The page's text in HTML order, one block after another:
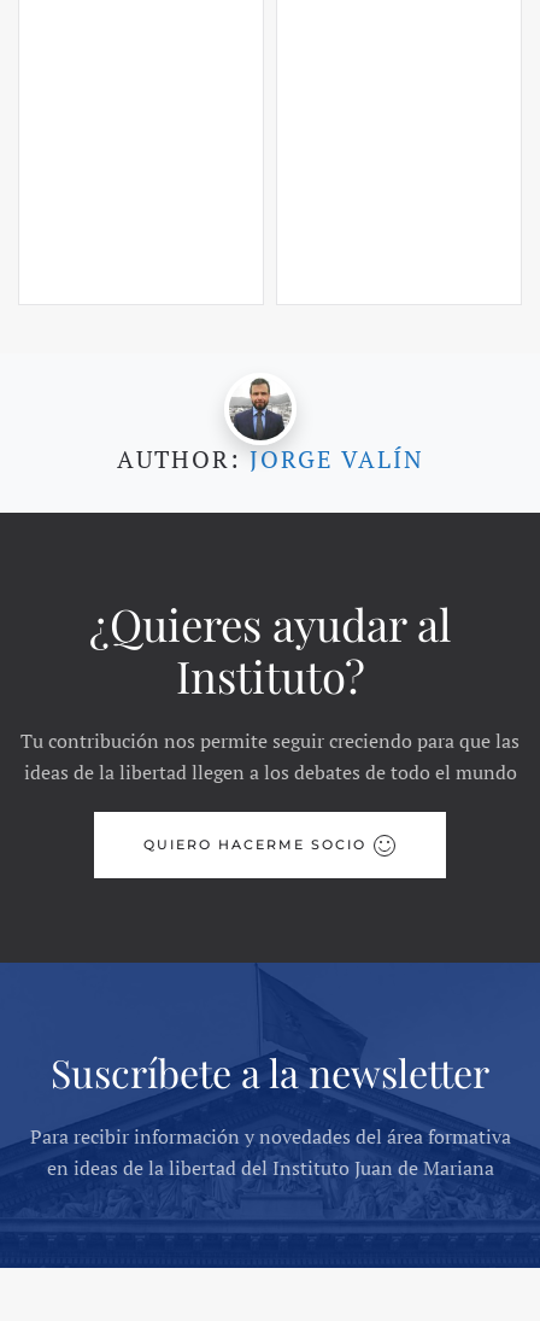
AUTHOR: JORGE VALÍN
¿Quieres ayudar al
Instituto?
Tu contribución nos permite seguir creciendo para que las
ideas de la libertad llegen a los debates de todo el mundo
QUIERO HACERME SOCIO
Suscríbete a la newsletter
Para recibir información y novedades del área formativa
en ideas de la libertad del Instituto Juan de Mariana